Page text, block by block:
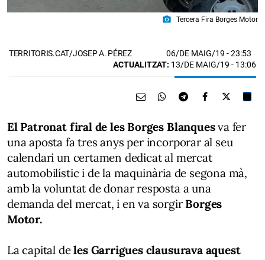
photo_camera Tercera Fira Borges Motor
TERRITORIS.CAT/JOSEP A. PÉREZ 06/DE MAIG/19 - 23:53
ACTUALITZAT: 13/DE MAIG/19 - 13:06
El Patronat firal de les Borges Blanquesva fer
una aposta fa tres anys per incorporar al seu
calendari un certamen dedicat al mercat
automobilístic i de la maquinària de segona mà,
amb la voluntat de donar resposta a una
demanda del mercat, i en va sorgir Borges
Motor.
La capital deles Garrigues clausurava aquest